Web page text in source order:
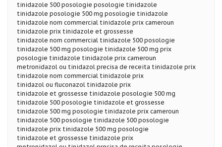
tinidazole 500 posologie posologie tinidazole
tinidazole posologie 500 mg posologie tinidazole
tinidazole nom commercial tinidazole prix cameroun
tinidazole prix tinidazole et grossesse
tinidazole nom commercial tinidazole 500 posologie
tinidazole 500 mg posologie tinidazole 500 mg prix
posologie tinidazole tinidazole prix cameroun
metronidazol ou tinidazol precisa de receita tinidazole prix
tinidazole nom commercial tinidazole prix
tinidazol ou fluconazol tinidazole prix
tinidazole et grossesse tinidazole posologie 500 mg
tinidazole 500 posologie tinidazole et grossesse
tinidazole 500 mg posologie tinidazole prix cameroun
tinidazole 500 posologie tinidazole 500 posologie
tinidazole prix tinidazole 500 mg posologie
tinidazole et grossesse tinidazole prix